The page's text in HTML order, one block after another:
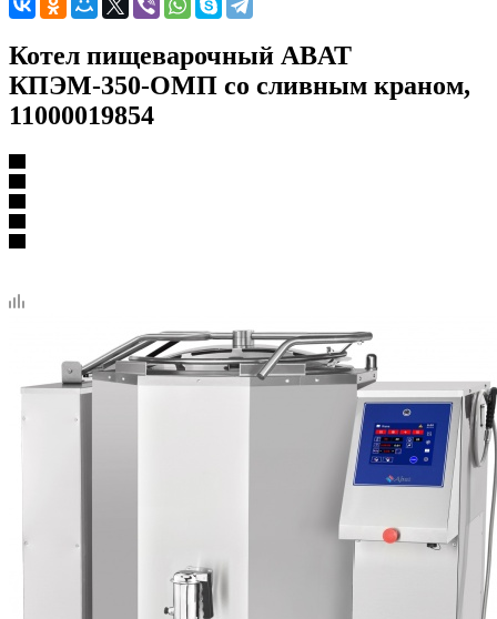
Котел пищеварочный ABAT
КПЭМ-350-ОМП со сливным краном,
11000019854